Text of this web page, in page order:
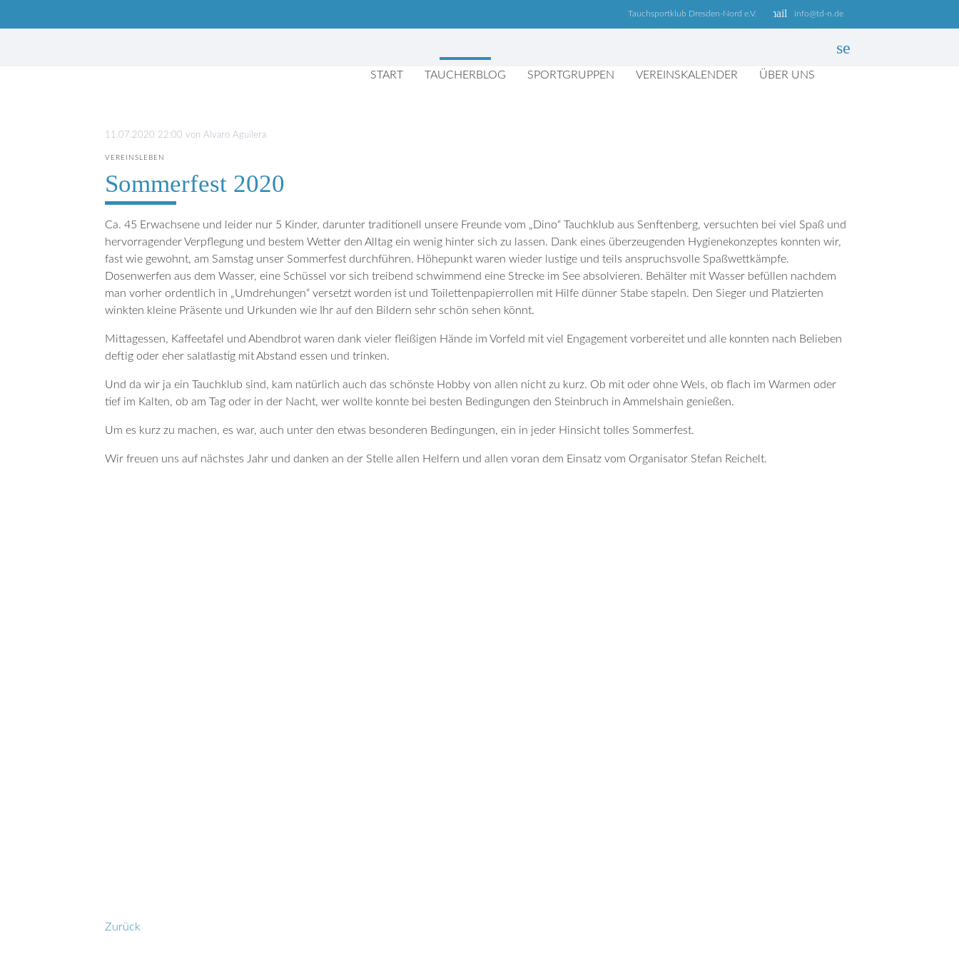
email info@td-n.de
Tauchsportklub Dresden-Nord e.V.
START TAUCHERBLOG SPORTGRUPPEN VEREINSKALENDER ÜBER UNS
search
11.07.2020 22:00 von Alvaro Aguilera
VEREINSLEBEN
Sommerfest 2020
Ca. 45 Erwachsene und leider nur 5 Kinder, darunter traditionell unsere Freunde vom „Dino“ Tauchklub aus Senftenberg, versuchten bei viel Spaß und
hervorragender Verpflegung und bestem Wetter den Alltag ein wenig hinter sich zu lassen. Dank eines überzeugenden Hygienekonzeptes konnten wir,
fast wie gewohnt, am Samstag unser Sommerfest durchführen. Höhepunkt waren wieder lustige und teils anspruchsvolle Spaßwettkämpfe.
Dosenwerfen aus dem Wasser, eine Schüssel vor sich treibend schwimmend eine Strecke im See absolvieren. Behälter mit Wasser befüllen nachdem
man vorher ordentlich in „Umdrehungen“ versetzt worden ist und Toilettenpapierrollen mit Hilfe dünner Stabe stapeln. Den Sieger und Platzierten
winkten kleine Präsente und Urkunden wie Ihr auf den Bildern sehr schön sehen könnt.
Mittagessen, Kaffeetafel und Abendbrot waren dank vieler fleißigen Hände im Vorfeld mit viel Engagement vorbereitet und alle konnten nach Belieben
deftig oder eher salatlastig mit Abstand essen und trinken.
Und da wir ja ein Tauchklub sind, kam natürlich auch das schönste Hobby von allen nicht zu kurz. Ob mit oder ohne Wels, ob flach im Warmen oder
tief im Kalten, ob am Tag oder in der Nacht, wer wollte konnte bei besten Bedingungen den Steinbruch in Ammelshain genießen.
Um es kurz zu machen, es war, auch unter den etwas besonderen Bedingungen, ein in jeder Hinsicht tolles Sommerfest.
Wir freuen uns auf nächstes Jahr und danken an der Stelle allen Helfern und allen voran dem Einsatz vom Organisator Stefan Reichelt.
Zurück